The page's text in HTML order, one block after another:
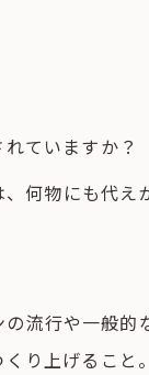
ていますか？
何物にも代え
流行や一般的
り上げること。